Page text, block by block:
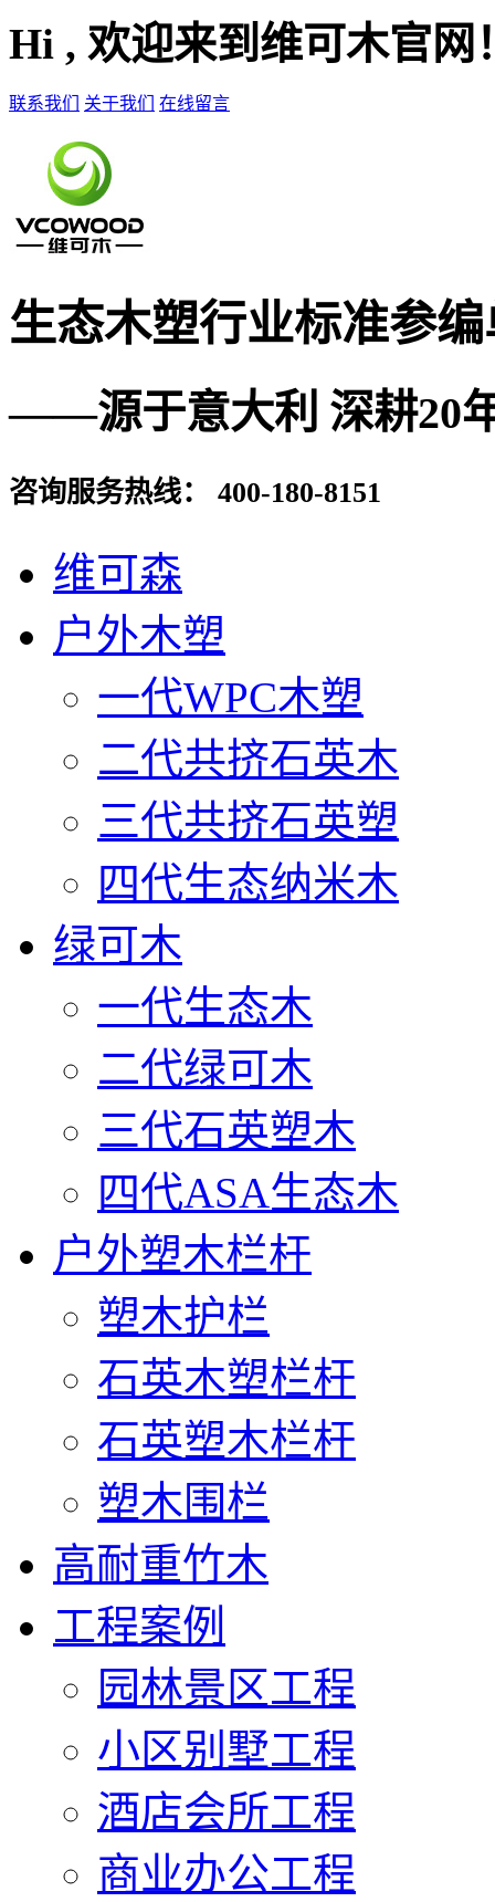
Hi , 欢迎来到维可木官网
联系我们 关于我们 在线留言
生态木塑行业标准参
——源于意大利 深耕
咨询服务热线： 400-180-8151
维可森
户外木塑
一代WPC木塑
二代共挤石英木
三代共挤石英塑
四代生态纳米木
绿可木
一代生态木
二代绿可木
三代石英塑木
四代ASA生态木
户外塑木栏杆
塑木护栏
石英木塑栏杆
石英塑木栏杆
塑木围栏
高耐重竹木
工程案例
园林景区工程
小区别墅工程
酒店会所工程
商业办公工程